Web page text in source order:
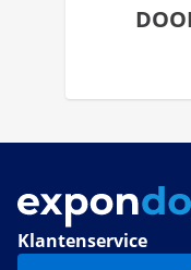
Klantenservice